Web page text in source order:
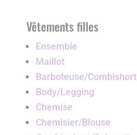
Vêtements filles
Ensemble
Maillot
Barboteuse/Combishort
Body/Legging
Chemise
Chemisier/Blouse